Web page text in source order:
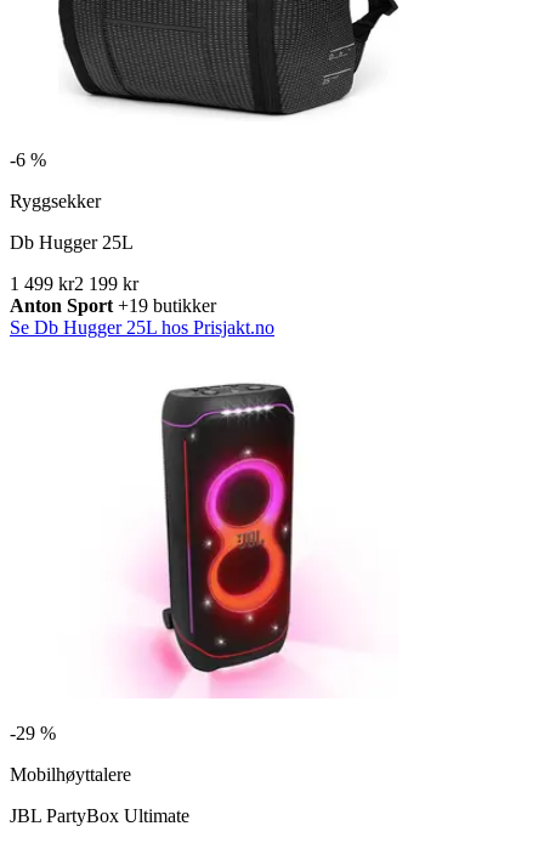
-6 %
Ryggsekker
Db Hugger 25L
1 499 kr2 199 kr
Anton Sport +19 butikker
Se Db Hugger 25L hos Prisjakt.no
-29 %
Mobilhøyttalere
JBL PartyBox Ultimate